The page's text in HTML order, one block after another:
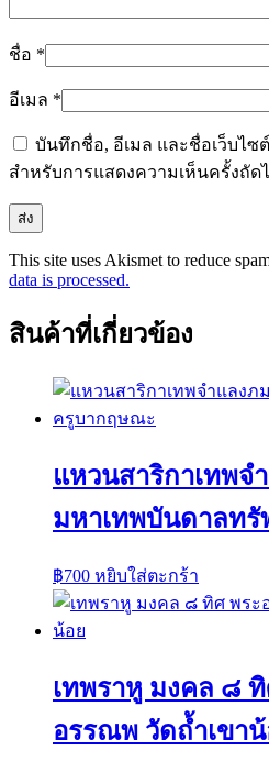
ชื่อ *
อีเมล *
บันทึกชื่อ, อีเมล และชื่อเว็บไซ
สำหรับการแสดงความเห็นครั้งถัด
This site uses Akismet to reduce
data is processed.
สินค้าที่เกี่ยวข้อง
แหวนสาริกาเทพจ
มหาเทพบันดาลท
฿700 หยิบใส่ตะกร้า
เทพราหู มงคล ๘
อรรณพ วัดถ้ำเขา